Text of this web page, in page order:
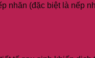
nhăn (đặc biệt là nếp